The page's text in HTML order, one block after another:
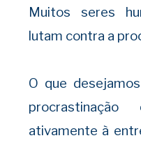
Muitos seres
lutam contra a
O que
ativamente à